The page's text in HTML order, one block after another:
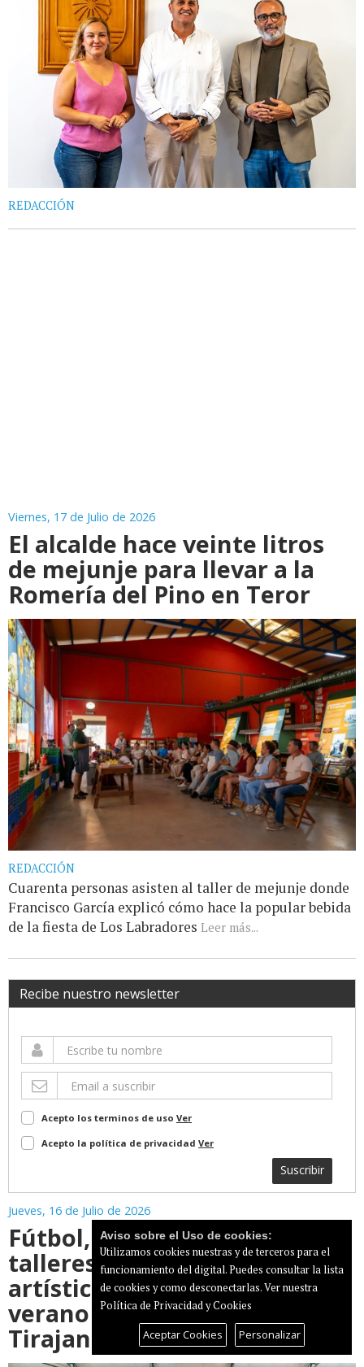
REDACCIÓN
Viernes, 17 de Julio de 2026
El alcalde hace veinte litros
de mejunje para llevar a la
Romería del Pino en Teror
REDACCIÓN
Cuarenta personas asisten al taller de mejunje donde
Francisco García explicó cómo hace la popular bebida
de la fiesta de Los Labradores Leer más...
Recibe nuestro newsletter
Acepto los terminos de uso Ver
Acepto la política de privacidad Ver
Suscribir
Jueves, 16 de Julio de 2026
Fútbol, baloncesto, natación,
talleres y actividades
artísticas en los campus de
verano de Santa Lucía de
Tirajana
Aviso sobre el Uso de cookies:
Utilizamos cookies nuestras y de terceros para el
funcionamiento del digital. Puedes consultar la lista
de cookies y como desconectarlas.Ver nuestra
Política de Privacidad y Cookies
Aceptar Cookies Personalizar